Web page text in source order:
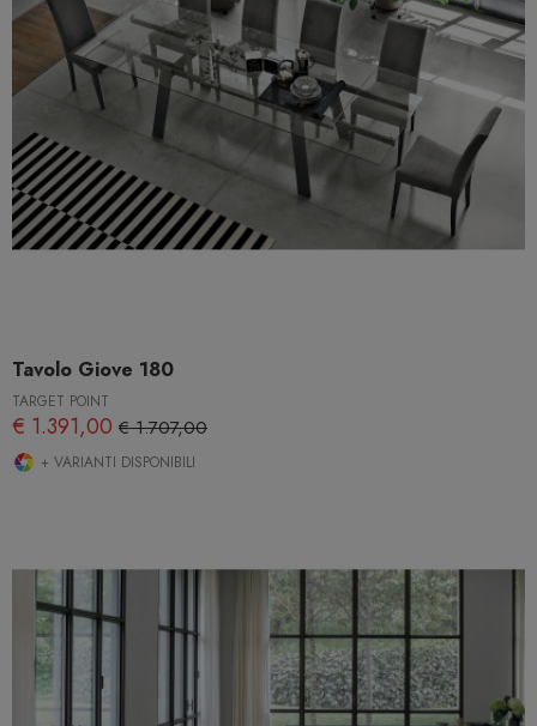
Tavolo Giove 180
TARGET POINT
€ 1.391,00 € 1.707,00
+ VARIANTI DISPONIBILI